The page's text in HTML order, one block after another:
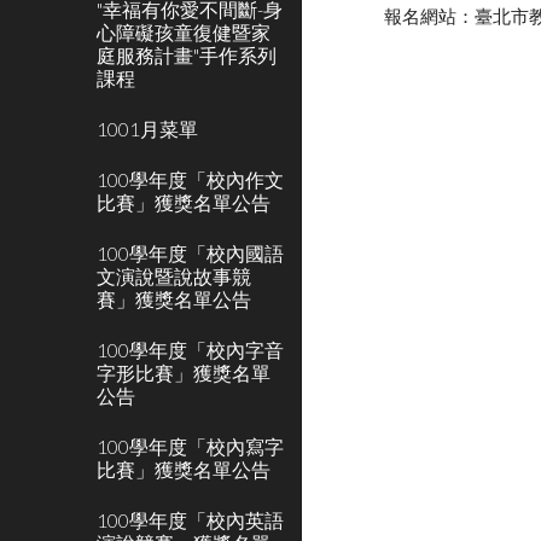
"幸福有你愛不間斷-身
心障礙孩童復健暨家
庭服務計畫"手作系列
課程
1001月菜單
100學年度「校內作文
比賽」獲獎名單公告
100學年度「校內國語
文演說暨說故事競
賽」獲獎名單公告
100學年度「校內字音
字形比賽」獲獎名單
公告
100學年度「校內寫字
比賽」獲獎名單公告
100學年度「校內英語
報名網站：臺北市